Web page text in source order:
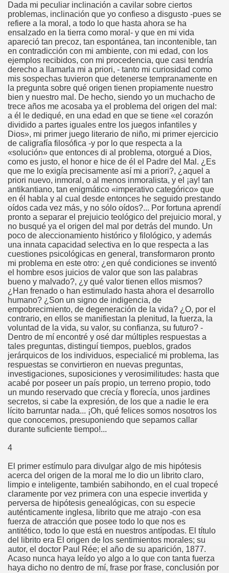
Dada mi peculiar inclinación a cavilar sobre ciertos
problemas, inclinación que yo confieso a disgusto -pues se
refiere a la moral, a todo lo que hasta ahora se ha
ensalzado en la tierra como moral- y que en mi vida
apareció tan precoz, tan espontánea, tan incontenible, tan
en contradicción con mi ambiente, con mi edad, con los
ejemplos recibidos, con mi procedencia, que casi tendría
derecho a llamarla mi a priori, - tanto mi curiosidad como
mis sospechas tuvieron que detenerse tempranamente en
la pregunta sobre qué origen tienen propiamente nuestro
bien y nuestro mal. De hecho, siendo yo un muchacho de
trece años me acosaba ya el problema del origen del mal:
a él le dediqué, en una edad en que se tiene «el corazón
dividido a partes iguales entre los juegos infantiles y
Dios», mi primer juego literario de niño, mi primer ejercicio
de caligrafía filosófica -y por lo que respecta a la
«solución» que entonces di al problema, otorgué a Dios,
como es justo, el honor e hice de él el Padre del Mal. ¿Es
que me lo exigía precisamente así mi a priori?, ¿aquel a
priori nuevo, inmoral, o al menos inmoralista, y el ¡ay! tan
antikantiano, tan enigmático «imperativo categórico» que
en él habla y al cual desde entonces he seguido prestando
oídos cada vez más, y no sólo oídos?... Por fortuna aprendí
pronto a separar el prejuicio teológico del prejuicio moral, y
no busqué ya el origen del mal por detrás del mundo. Un
poco de aleccionamiento histórico y filológico, y además
una innata capacidad selectiva en lo que respecta a las
cuestiones psicológicas en general, transformaron pronto
mi problema en este otro: ¿en qué condiciones se inventó
el hombre esos juicios de valor que son las palabras
bueno y malvado?, ¿y qué valor tienen ellos mismos?
¿Han frenado o han estimulado hasta ahora el desarrollo
humano? ¿Son un signo de indigencia, de
empobrecimiento, de degeneración de la vida? ¿O, por el
contrario, en ellos se manifiestan la plenitud, la fuerza, la
voluntad de la vida, su valor, su confianza, su futuro? -
Dentro de mí encontré y osé dar múltiples respuestas a
tales preguntas, distinguí tiempos, pueblos, grados
jerárquicos de los individuos, especialicé mi problema, las
respuestas se convirtieron en nuevas preguntas,
investigaciones, suposiciones y verosimilitudes: hasta que
acabé por poseer un país propio, un terreno propio, todo
un mundo reservado que crecía y florecía, unos jardines
secretos, si cabe la expresión, de los que a nadie le era
lícito barruntar nada... ¡Oh, qué felices somos nosotros los
que conocemos, presuponiendo que sepamos callar
durante suficiente tiempo!...
4
El primer estímulo para divulgar algo de mis hipótesis
acerca del origen de la moral me lo dio un librito claro,
limpio e inteligente, también sabihondo, en el cual tropecé
claramente por vez primera con una especie invertida y
perversa de hipótesis genealógicas, con su especie
auténticamente inglesa, librito que me atrajo -con esa
fuerza de atracción que posee todo lo que nos es
antitético, todo lo que está en nuestros antípodas. El título
del librito era El origen de los sentimientos morales; su
autor, el doctor Paul Rée; el año de su aparición, 1877.
Acaso nunca haya leído yo algo a lo que con tanta fuerza
haya dicho no dentro de mí, frase por frase, conclusión por